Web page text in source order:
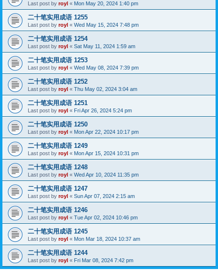
Last post by royl « Mon May 20, 2024 1:40 pm
二十笔实用成语 1255
Last post by royl « Wed May 15, 2024 7:48 pm
二十笔实用成语 1254
Last post by royl « Sat May 11, 2024 1:59 am
二十笔实用成语 1253
Last post by royl « Wed May 08, 2024 7:39 pm
二十笔实用成语 1252
Last post by royl « Thu May 02, 2024 3:04 am
二十笔实用成语 1251
Last post by royl « Fri Apr 26, 2024 5:24 pm
二十笔实用成语 1250
Last post by royl « Mon Apr 22, 2024 10:17 pm
二十笔实用成语 1249
Last post by royl « Mon Apr 15, 2024 10:31 pm
二十笔实用成语 1248
Last post by royl « Wed Apr 10, 2024 11:35 pm
二十笔实用成语 1247
Last post by royl « Sun Apr 07, 2024 2:15 am
二十笔实用成语 1246
Last post by royl « Tue Apr 02, 2024 10:46 pm
二十笔实用成语 1245
Last post by royl « Mon Mar 18, 2024 10:37 am
二十笔实用成语 1244
Last post by royl « Fri Mar 08, 2024 7:42 pm